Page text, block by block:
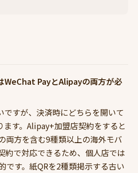
WeChat PayとAlipayの両方が必
ですが、決済時にどちらを開いて
ます。Alipay+加盟店契約をすると
両方を含む9種類以上の海外モバ
約で対応できるため、個人店では
です。紙QRを2種類掲示する古い